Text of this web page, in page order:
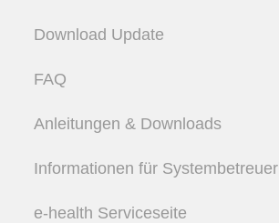
Download Update
FAQ
Anleitungen & Downloads
Informationen für Systembetreuer
e-health Serviceseite